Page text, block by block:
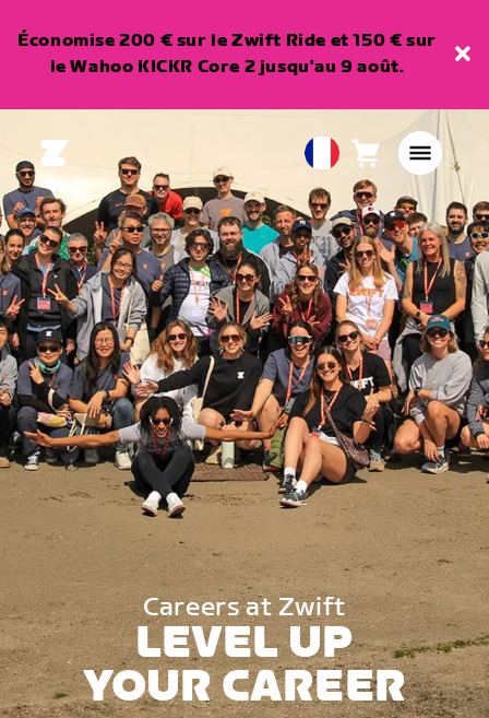
Économise 200 € sur le Zwift Ride et 150 € sur
le Wahoo KICKR Core 2 jusqu'au 9 août.
European
Union
Français
Panier0
article
Careers at Zwift
LEVEL UP
YOUR CAREER